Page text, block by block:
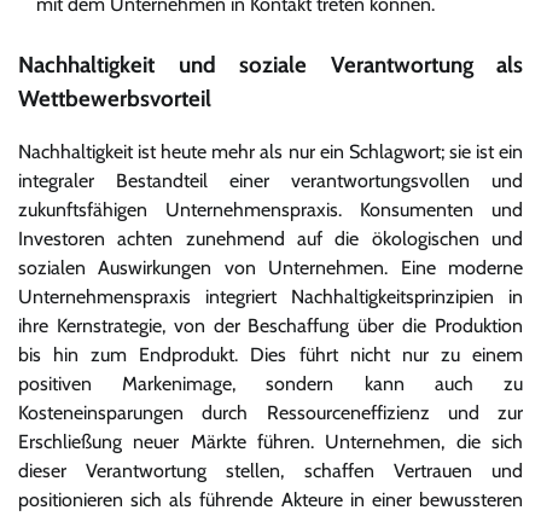
Nachhaltigkeit und soziale Verantwortung als
Wettbewerbsvorteil
Nachhaltigkeit ist heute mehr als nur ein Schlagwort; sie ist ein
integraler Bestandteil einer verantwortungsvollen und
zukunftsfähigen Unternehmenspraxis. Konsumenten und
Investoren achten zunehmend auf die ökologischen und
sozialen Auswirkungen von Unternehmen. Eine moderne
Unternehmenspraxis integriert Nachhaltigkeitsprinzipien in
ihre Kernstrategie, von der Beschaffung über die Produktion
bis hin zum Endprodukt. Dies führt nicht nur zu einem
positiven Markenimage, sondern kann auch zu
Kosteneinsparungen durch Ressourceneffizienz und zur
Erschließung neuer Märkte führen. Unternehmen, die sich
dieser Verantwortung stellen, schaffen Vertrauen und
positionieren sich als führende Akteure in einer bewussteren